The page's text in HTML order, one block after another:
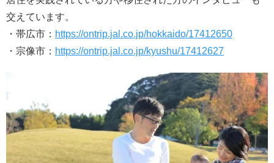
交えています。
・帯広市： https://ontrip.jal.co.jp/hokkaido/17412650
・宗像市： https://ontrip.jal.co.jp/kyushu/17412627